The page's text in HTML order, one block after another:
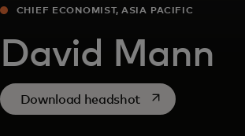
CHIEF ECONOMIST, ASIA PACIFIC
David Mann
Download headshotopens in a new tab